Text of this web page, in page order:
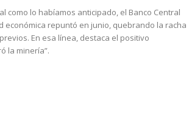
como lo habíamos anticipado, el Banco Central
económica repuntó en junio, quebrando la racha
En esa línea, destaca el positivo
la minería”.